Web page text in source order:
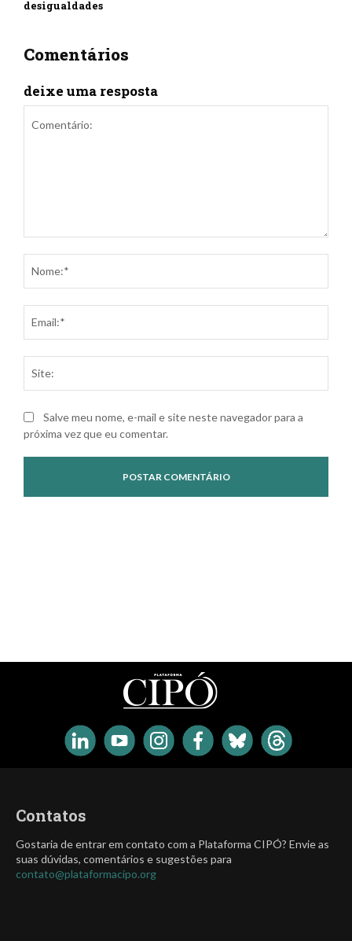
Contatos
Gostaria de entrar em contato com a Plataforma CIPÓ? Envie as
suas dúvidas, comentários e sugestões para
contato@plataformacipo.org